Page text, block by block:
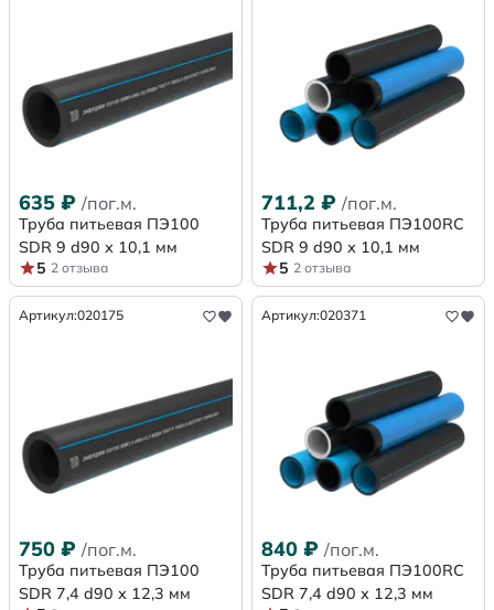
635 ₽ /пог.м.
Труба питьевая ПЭ100
SDR 9 d90 х 10,1 мм
5 2 отзыва
711,2 ₽ /пог.м.
Труба питьевая ПЭ100RC
SDR 9 d90 х 10,1 мм
5 2 отзыва
Артикул:020175
750 ₽ /пог.м.
Труба питьевая ПЭ100
SDR 7,4 d90 х 12,3 мм
Артикул:020371
840 ₽ /пог.м.
Труба питьевая ПЭ100RC
SDR 7,4 d90 х 12,3 мм